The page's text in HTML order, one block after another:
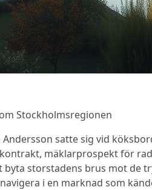
Stockholmsregionen
satte sig vid
mäklarprospekt för
byta storstadens brus mot
i en marknad som